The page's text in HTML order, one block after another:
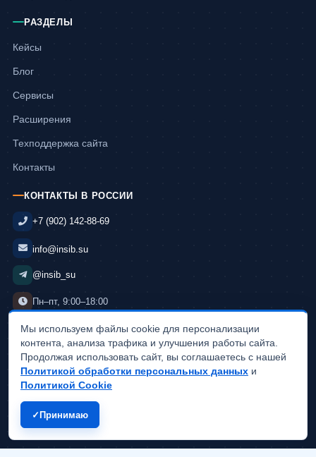
РАЗДЕЛЫ
Кейсы
Блог
Сервисы
Расширения
Техподдержка сайта
Контакты
КОНТАКТЫ В РОССИИ
+7 (902) 142-88-69
info@insib.su
@insib_su
Пн–пт, 9:00–18:00
© 2015–2026 InSib.su · Разработка сайтов в России
ИП Полунин Иван Викторович · ОГРНИП 325220200015708 · ИНН
222407622247
Указанные на сайте цены не являются публичной офертой и носят
ознакомительный характер.
Политика хранения и обработки персональных данных
Политика Cookie
Мы используем файлы cookie для персонализации
контента, анализа трафика и улучшения работы сайта.
Продолжая использовать сайт, вы соглашаетесь с нашей
Политикой обработки персональных данных и
Политикой Cookie
Принимаю